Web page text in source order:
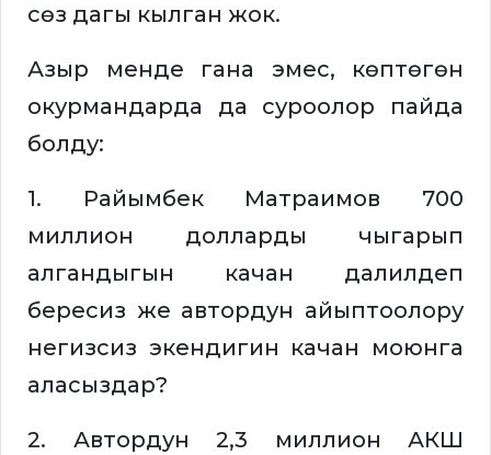
сөз дагы кылган жок.
Азыр менде гана эмес, көптөгөн
окурмандарда да суроолор пайда
болду:
1. Райымбек Матраимов 700
миллион долларды чыгарып
алгандыгын качан далилдеп
бересиз же автордун айыптоолору
негизсиз экендигин качан моюнга
аласыздар?
2. Автордун 2,3 миллион АКШ